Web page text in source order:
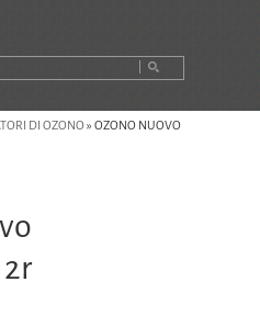
DI OZONO » OZONO NUOVO